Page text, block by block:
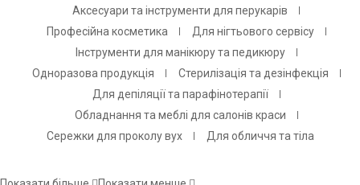
Аксесуари та інструменти для перукарів
Професійна косметика
Для нігтьового сервісу
Інструменти для манікюру та педикюру
Одноразова продукція
Стерилізація та дезінфекція
Для депіляції та парафінотерапії
Обладнання та меблі для салонів краси
Сережки для проколу вух
Для обличчя та тіла